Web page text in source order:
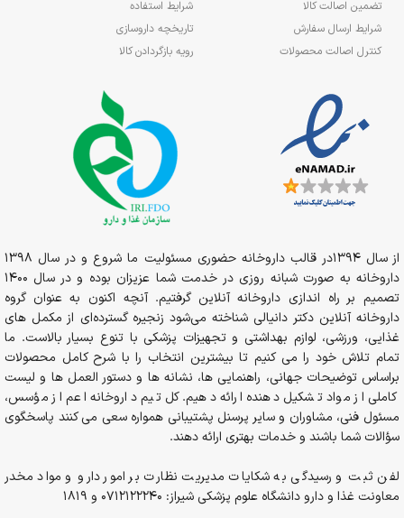
تضمین اصالت کالا
شرایط ارسال سفارش
کنترل اصالت محصولات
شرایط استفاده
تاریخچه داروسازی
رویه بازگردادن کالا
از سال 1394در قالب داروخانه حضوری مسئولیت ما شروع و در سال 1398
داروخانه به صورت شبانه روزی در خدمت شما عزیزان بوده و در سال 1400
تصمیم بر راه اندازی داروخانه آنلاین گرفتیم. آنچه اکنون به عنوان گروه
داروخانه آنلاین دکتر دانیالی شناخته می‌شود زنجیره گسترده‌ای از مکمل های
غذایی، ورزشی، لوازم بهداشتی و تجهیزات پزشکی با تنوع بسیار بالاست. ما
تمام تلاش خود را می کنیم تا بیشترین انتخاب را با شرح کامل محصولات
براساس توضیحات جهانی، راهنمایی ها، نشانه ها و دستور العمل ها و لیست
کاملی از مواد تشکیل دهنده ارائه دهیم. کل تیم داروخانه اعم از مؤسس،
مسئول فنی، مشاوران و سایر پرسنل پشتیبانی همواره سعی می کنند پاسخگوی
سؤالات شما باشند و خدمات بهتری ارائه دهند.
لفن ثبت و رسیدگی به شکایات مدیریت نظارت بر امور دارو و مواد مخدر
معاونت غذا و دارو دانشگاه علوم پزشکی شیراز: 0712122240 و 1819